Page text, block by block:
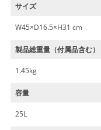
サイズ
W45×D16.5×H31 cm
製品総重量（付属品含む）
1.45kg
容量
25L